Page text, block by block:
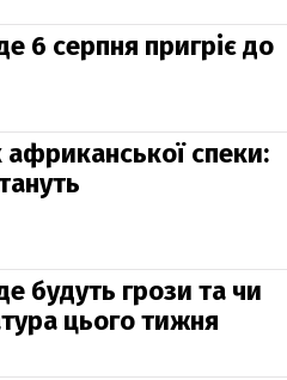
6 серпня пригріє до
африканської спеки:
будуть грози та чи
цього тижня